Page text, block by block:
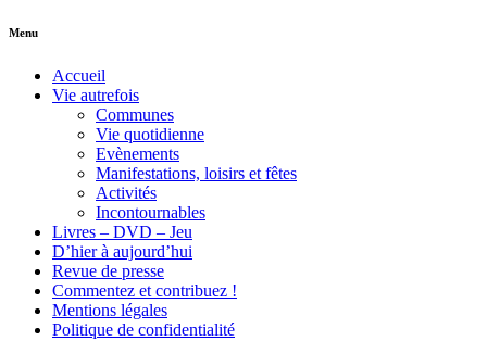
Menu
Accueil
Vie autrefois
Communes
Vie quotidienne
Evènements
Manifestations, loisirs et fêtes
Activités
Incontournables
Livres – DVD – Jeu
D’hier à aujourd’hui
Revue de presse
Commentez et contribuez !
Mentions légales
Politique de confidentialité